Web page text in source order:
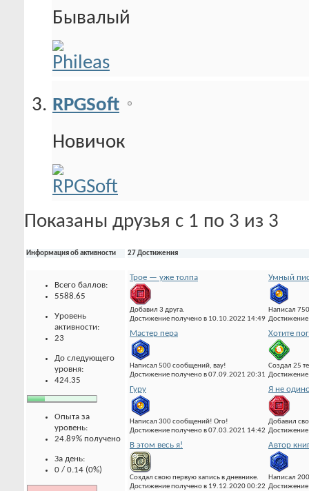
Бывалый
RPGSoft
Новичок
Показаны друзья с 1 по 3 из 3
Информация об активности
Всего баллов:
5588.65
Уровень
активности:
23
До следующего
уровня:
424.35
Опыта за
уровень:
24.89% получено
За день:
0 / 0.14 (0%)
27 Достижения
Трое — уже толпа
Добавил 3 друга.
Достижение получено в 10.10.2022 14:49
Умный
Написал
Мастер пера
Написал 500 сообщений, вау!
Достижение получено в 07.09.2021 20:31
Хотите
Создал 25
Гуру
Написал 300 сообщений! Ого!
Достижение получено в 07.03.2021 14:42
Я не
Добавил
В этом весь я!
Создал свою первую запись в дневнике.
Достижение получено в 19.12.2020 00:22
Автор
Написал